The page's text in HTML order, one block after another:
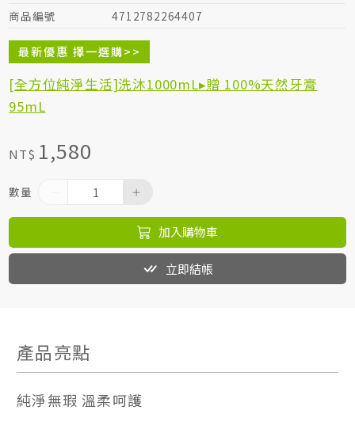
商品編號
4712782264407
最新優惠 擇一選購>>
[全方位純淨生活]洗沐1000mL▸贈 100%天然牙膏
95mL
NT$ 1,580
數量
加入購物車
立即結帳
產品亮點
純淨無瑕 溫柔呵護